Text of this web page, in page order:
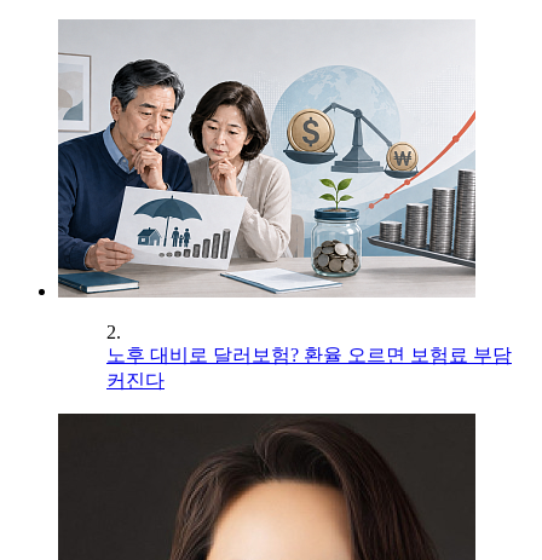
2.
노후 대비로 달러보험? 환율 오르면 보험료 부담
커진다